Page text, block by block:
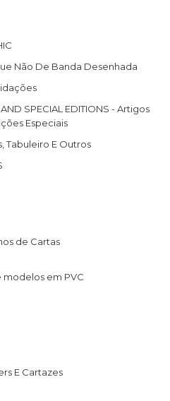
Não De Banda Desenhada
AND SPECIAL EDITIONS - Artigos
Especiais
Tabuleiro E Outros
de Cartas
modelos em PVC
E Cartazes